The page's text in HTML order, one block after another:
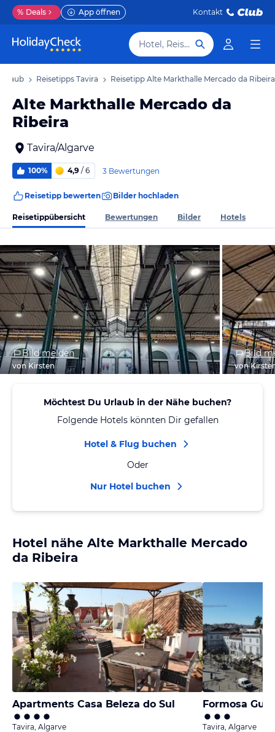
% Deals App öffnen Kontakt
Hotel, Reiseziel
Reisetipps Tavira Reisetipp Alte Markthalle Mercado da Ribeira
Alte Markthalle Mercado da
Ribeira
Tavira/Algarve
100% 4,9 / 6 3 Bewertungen
Reisetipp bewerten Bilder hochladen
Reisetippübersicht Bewertungen Bilder Hotels
Bild melden
von Kirsten
Bild
von
Möchtest Du Urlaub in der Nähe buchen?
Folgende Hotels könnten Dir gefallen
Hotel & Flug buchen
Oder
Nur Hotel buchen
Hotel nähe Alte Markthalle Mercado
da Ribeira
Apartments Casa Beleza do Sul
Tavira, Algarve
Formosa
Tavira, Algarve